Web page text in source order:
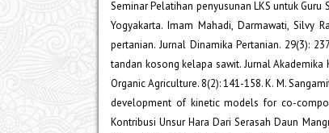
Seminar Pelatihan penyusunan LKS untuk Guru
Yogyakarta. Imam Mahadi, Darmawati, Silvy
pertanian. Jurnal Dinamika Pertanian. 29(3):
tandan kosong kelapa sawit. Jurnal
Organic Agriculture. 8(2): 141-158. K. M.
development of kinetic models for co-
Kontribusi Unsur Hara Dari Serasah Daun